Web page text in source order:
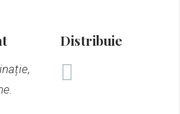
Distribuie